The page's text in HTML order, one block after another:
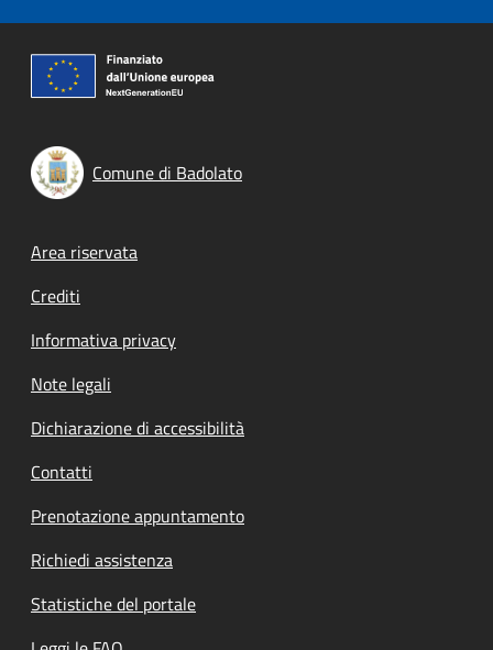
Comune di Badolato
Footer menu
Area riservata
Crediti
Informativa privacy
Note legali
Dichiarazione di accessibilità
Contatti
Prenotazione appuntamento
Richiedi assistenza
Statistiche del portale